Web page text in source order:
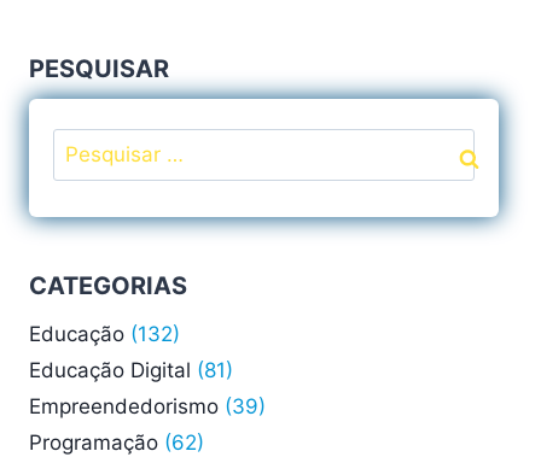
PESQUISAR
Pesquisar
por:
CATEGORIAS
Educação (132)
Educação Digital (81)
Empreendedorismo (39)
Programação (62)